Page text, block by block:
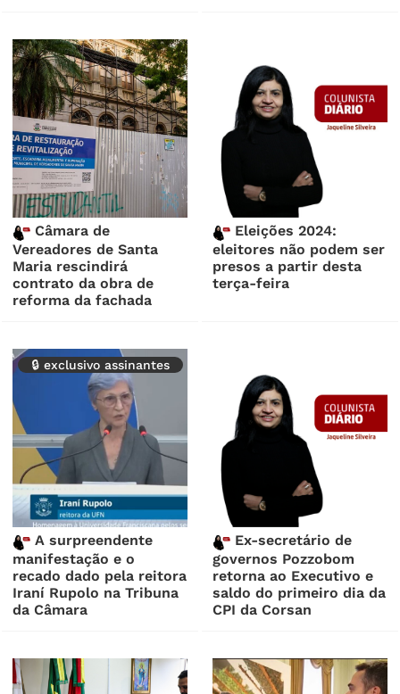
Câmara de
Vereadores de Santa
Maria rescindirá
contrato da obra de
reforma da fachada
Eleições 2024:
eleitores não podem ser
presos a partir desta
terça-feira
🔒 exclusivo assinantes
A surpreendente
manifestação e o
recado dado pela reitora
Iraní Rupolo na Tribuna
da Câmara
Ex-secretário de
governos Pozzobom
retorna ao Executivo e
saldo do primeiro dia da
CPI da Corsan